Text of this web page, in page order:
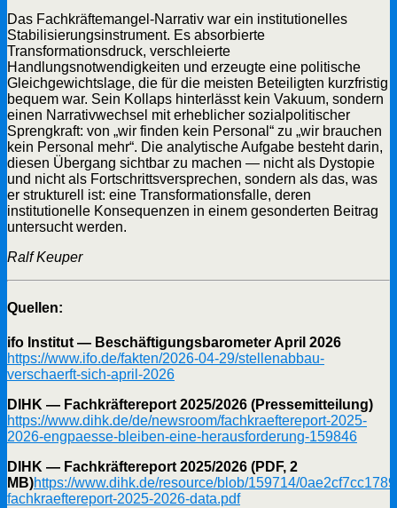
Das Fachkräftemangel-Narrativ war ein institutionelles
Stabilisierungsinstrument. Es absorbierte
Transformationsdruck, verschleierte
Handlungsnotwendigkeiten und erzeugte eine politische
Gleichgewichtslage, die für die meisten Beteiligten kurzfristig
bequem war. Sein Kollaps hinterlässt kein Vakuum, sondern
einen Narrativwechsel mit erheblicher sozialpolitischer
Sprengkraft: von „wir finden kein Personal“ zu „wir brauchen
kein Personal mehr“. Die analytische Aufgabe besteht darin,
diesen Übergang sichtbar zu machen — nicht als Dystopie
und nicht als Fortschrittsversprechen, sondern als das, was
er strukturell ist: eine Transformationsfalle, deren
institutionelle Konsequenzen in einem gesonderten Beitrag
untersucht werden.
Ralf Keuper
Quellen:
ifo Institut — Beschäftigungsbarometer April 2026
https://www.ifo.de/fakten/2026-04-29/stellenabbau-
verschaerft-sich-april-2026
DIHK — Fachkräftereport 2025/2026 (Pressemitteilung)
https://www.dihk.de/de/newsroom/fachkraeftereport-2025-
2026-engpaesse-bleiben-eine-herausforderung-159846
DIHK — Fachkräftereport 2025/2026 (PDF, 2
MB)https://www.dihk.de/resource/blob/159714/
fachkraeftereport-2025-2026-data.pdf